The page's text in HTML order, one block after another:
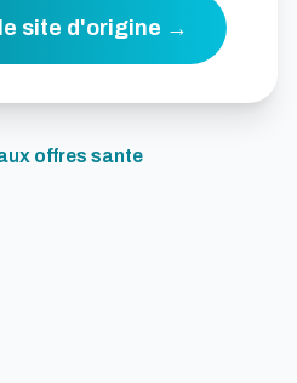
site d'origine →
offres sante